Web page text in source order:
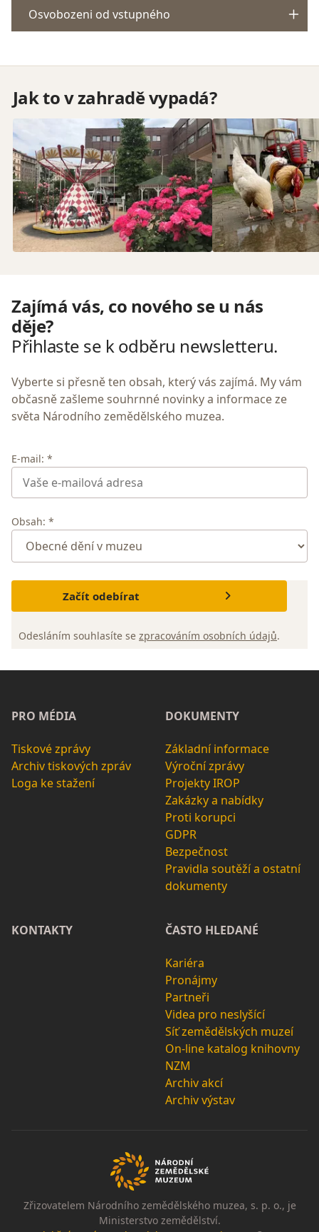
Osvobozeni od vstupného
Jak to v zahradě vypadá?
Zajímá vás, co nového se u nás
děje?
Přihlaste se k odběru newsletteru.
Vyberte si přesně ten obsah, který vás zajímá. My vám
občasně zašleme souhrnné novinky a informace ze
světa Národního zemědělského muzea.
E-mail: *
Obsah: *
Začít odebírat
Odesláním souhlasíte se zpracováním osobních údajů.
PRO MÉDIA
Tiskové zprávy
Archiv tiskových zpráv
Loga ke stažení
DOKUMENTY
Základní informace
Výroční zprávy
Projekty IROP
Zakázky a nabídky
Proti korupci
GDPR
Bezpečnost
Pravidla soutěží a ostatní
dokumenty
KONTAKTY ČASTO HLEDANÉ
Kariéra
Pronájmy
Partneři
Videa pro neslyšící
Síť zemědělských muzeí
On-line katalog knihovny
NZM
Archiv akcí
Archiv výstav
Zřizovatelem Národního zemědělského muzea, s. p. o., je
Ministerstvo zemědělství.